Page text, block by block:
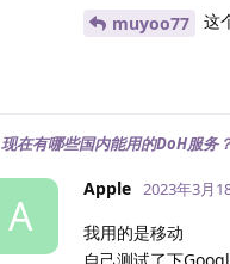
muyoo77 这
现在有哪些国内能用的DoH服务
A
Apple 2023年3月
我用的是移动